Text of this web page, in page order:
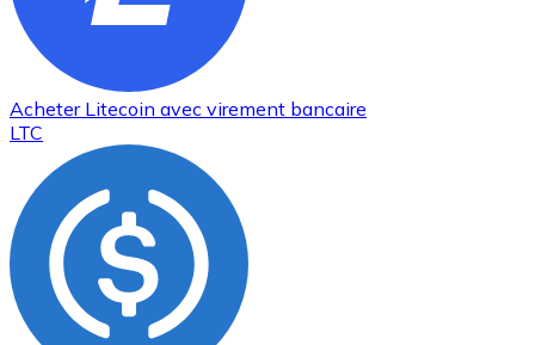
Acheter Litecoin avec virement bancaire
LTC